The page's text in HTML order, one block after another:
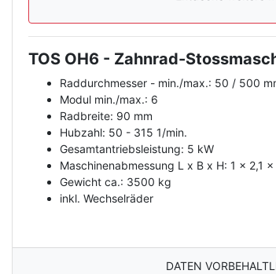
Description
TOS OH6 - Zahnrad-
Raddurchmesser - min./max.: 50 / 500
Modul min./max.: 6
Radbreite: 90 mm
Hubzahl: 50 - 315 1/min.
Gesamtantriebsleistung: 5 kW
Maschinenabmessung L x B x H: 1 x 2,1 x
Gewicht ca.: 3500 kg
inkl. Wechselräder
DATEN